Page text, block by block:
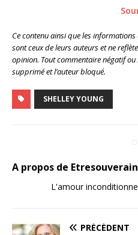
Ce contenu ainsi que les
sont ceux de leurs auteurs et ne
opinion. Tout commentaire négatif
supprimé et l’auteur bloqué.
SHELLEY YOUNG
A propos de Etresouverain
L'amour
PRÉCÉDENT